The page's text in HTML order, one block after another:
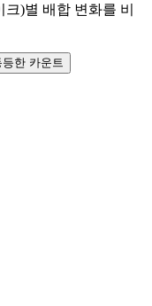
)별 배합 변화를 비
등한 카운트